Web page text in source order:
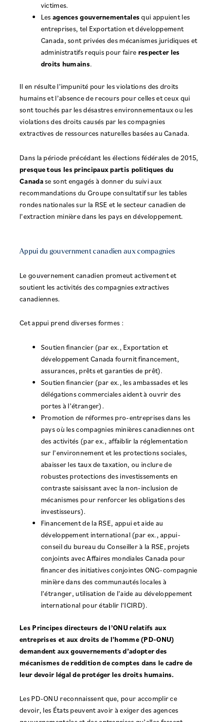
victimes.
Les agences gouvernementales qui appuient les
entreprises, tel Exportation et développement
Canada, sont privées des mécanismes juridiques et
administratifs requis pour faire respecter les
droits humains.
Il en résulte l’impunité pour les violations des droits
humains et l’absence de recours pour celles et ceux qui
sont touchés par les désastres environnementaux ou les
violations des droits causés par les compagnies
extractives de ressources naturelles basées au Canada.
Dans la période précédant les élections fédérales de 2015,
presque tous les principaux partis politiques du
Canadase sont engagés à donner du suivi aux
recommandations du Groupe consultatif sur les tables
rondes nationales sur la RSE et le secteur canadien de
l’extraction minière dans les pays en développement.
Appui du gouvernment canadien aux compagnies
Le gouvernement canadien promeut activement et
soutient les activités des compagnies extractives
canadiennes.
Cet appui prend diverses formes :
Soutien financier (par ex., Exportation et
développement Canada fournit financement,
assurances, prêts et garanties de prêt).
Soutien financier (par ex., les ambassades et les
délégations commerciales aident à ouvrir des
portes à l’étranger).
Promotion de réformes pro-entreprises dans les
pays où les compagnies minières canadiennes ont
des activités (par ex., affaiblir la réglementation
sur l’environnement et les protections sociales,
abaisser les taux de taxation, ou inclure de
robustes protections des investissements en
contraste saisissant avec la non-inclusion de
mécanismes pour renforcer les obligations des
investisseurs).
Financement de la RSE, appui et aide au
développement international (par ex., appui-
conseil du bureau du Conseiller à la RSE, projets
conjoints avec Affaires mondiales Canada pour
financer des initiatives conjointes ONG-compagnie
minière dans des communautés locales à
l’étranger, utilisation de l’aide au développement
international pour établir l’ICIRD).
Les Principes directeurs de l’ONU relatifs aux
entreprises et aux droits de l’homme (PD-ONU)
demandent aux gouvernements d’adopter des
mécanismes de reddition de comptes dans le cadre de
leur devoir légal de protéger les droits humains.
Les PD-ONU reconnaissent que, pour accomplir ce
devoir, les États peuvent avoir à exiger des agences